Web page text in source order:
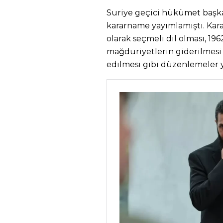
Suriye geçici hükümet
kararname yayımlamıştı.
olarak seçmeli dil olması,
mağduriyetlerin giderilmesi
edilmesi gibi düzenlemeler